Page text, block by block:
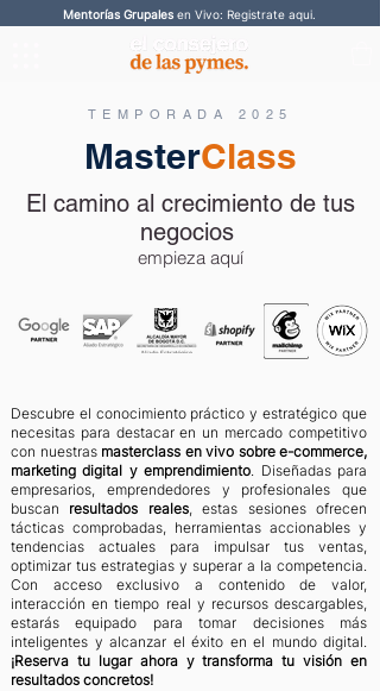
Mentorías Grupales en Vivo: Registrate aqui.
TEMPORADA 2025
MasterClass
El camino al crecimiento de tus
negocios
empieza aquí
Descubre el conocimiento práctico y estratégico que
necesitas para destacar en un mercado competitivo
con nuestras masterclass en vivo sobre e-commerce,
marketing digital y emprendimiento. Diseñadas para
empresarios, emprendedores y profesionales que
buscan resultados reales, estas sesiones ofrecen
tácticas comprobadas, herramientas accionables y
tendencias actuales para impulsar tus ventas,
optimizar tus estrategias y superar a la competencia.
Con acceso exclusivo a contenido de valor,
interacción en tiempo real y recursos descargables,
estarás equipado para tomar decisiones más
inteligentes y alcanzar el éxito en el mundo digital.
¡Reserva tu lugar ahora y transforma tu visión en
resultados concretos!